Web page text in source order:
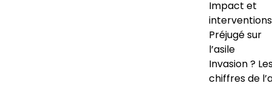
Impact et
interventions
Préjugé sur
l’asile
Invasion ?
chiffres de